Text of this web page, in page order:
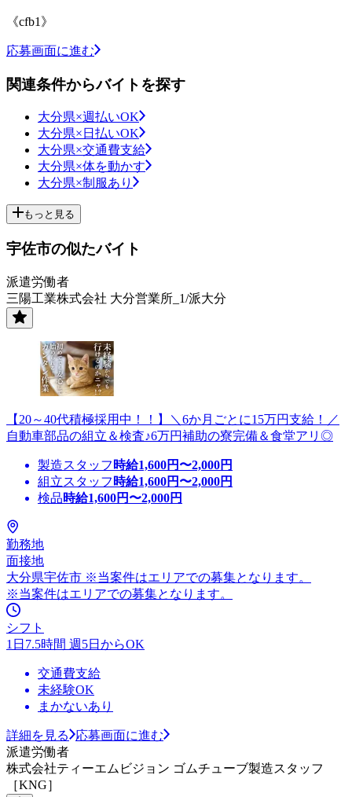
《cfb1》
応募画面に進む
関連条件からバイトを探す
大分県×週払いOK
大分県×日払いOK
大分県×交通費支給
大分県×体を動かす
大分県×制服あり
もっと見る
宇佐市の似たバイト
派遣労働者
三陽工業株式会社 大分営業所_1/派大分
【20～40代積極採用中！！】＼6か月ごとに15万円支給！／
自動車部品の組立＆検査♪6万円補助の寮完備＆食堂アリ◎
製造スタッフ 時給1,600円〜2,000円
組立スタッフ 時給1,600円〜2,000円
検品時給1,600円〜2,000円
勤務地
面接地
大分県宇佐市 ※当案件はエリアでの募集となります。
※当案件はエリアでの募集となります。
シフト
1日7.5時間 週5日からOK
交通費支給
未経験OK
まかないあり
詳細を見る
応募画面に進む
派遣労働者
株式会社ティーエムビジョン ゴムチューブ製造スタッフ
［KNG］